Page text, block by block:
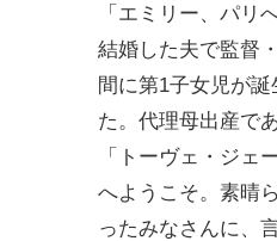
「エミリー、パリ
結婚した夫で監督
間に第1子女児が
た。代理母出産で
「トーヴェ・ジェ
へようこそ。素晴
ったみなさんに、